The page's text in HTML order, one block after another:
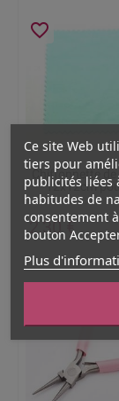
EN
favorite_border
Chiffonnette
12x12cm
2,30 €
Ce site Web
tiers pour
publicités liées
habitudes de
consentement
bouton
Plus